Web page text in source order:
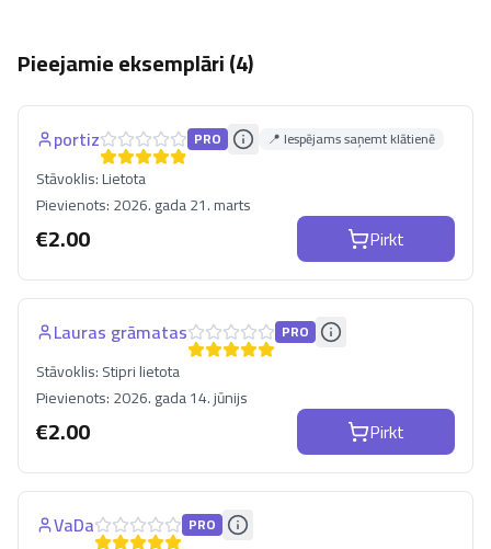
Pieejamie eksemplāri (4)
portiz PRO 📍 Iespējams saņemt klātienē
Stāvoklis:Lietota
Pievienots:2026. gada 21. marts
€2.00 Pirkt
Lauras grāmatas PRO
Stāvoklis:Stipri lietota
Pievienots:2026. gada 14. jūnijs
€2.00 Pirkt
VaDa PRO